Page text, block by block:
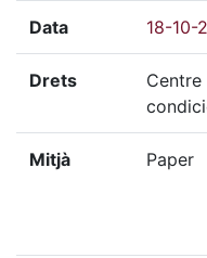
Data 18-10-
Drets
Centre
Mitjà Paper